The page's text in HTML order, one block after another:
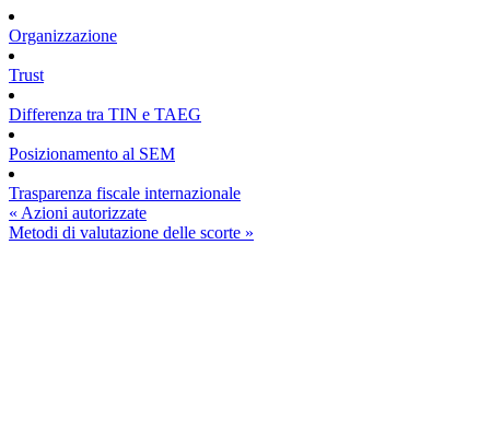
Organizzazione
Trust
Differenza tra TIN e TAEG
Posizionamento al SEM
Trasparenza fiscale internazionale
Post
precedente:
« Azioni autorizzate
Post
Metodi di valutazione delle scorte »